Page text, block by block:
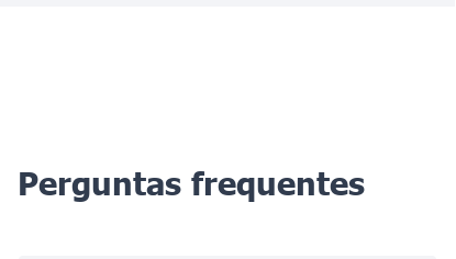
Perguntas frequentes